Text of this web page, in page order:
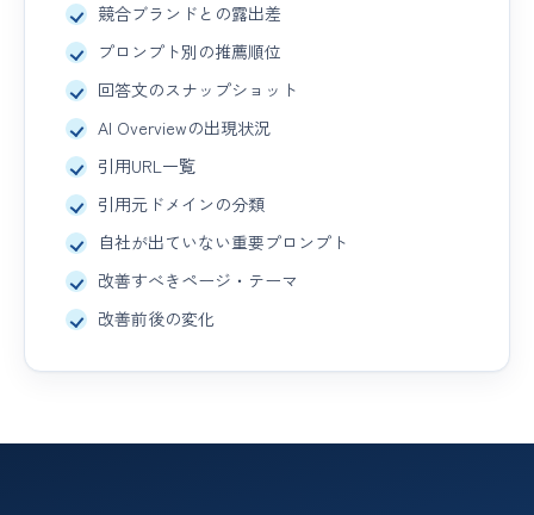
競合ブランドとの露出差
プロンプト別の推薦順位
回答文のスナップショット
AI Overviewの出現状況
引用URL一覧
引用元ドメインの分類
自社が出ていない重要プロンプト
改善すべきページ・テーマ
改善前後の変化